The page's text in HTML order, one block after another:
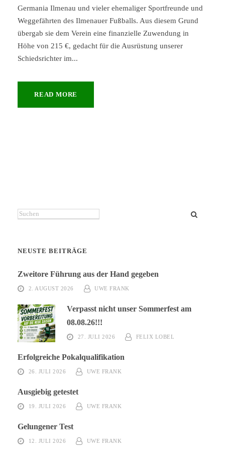
Germania Ilmenau und vieler ehemaliger Sportfreunde und
Weggefährten des Ilmenauer Fußballs. Aus diesem Grund
übergab sie dem Verein eine finanzielle Zuwendung in
Höhe von 215 €, gedacht für die Ausrüstung unserer
Schiedsrichter im...
READ MORE
Suchen
NEUSTE BEITRÄGE
Zweitore Führung aus der Hand gegeben
2. AUGUST 2026 UWE FRANK
Verpasst nicht unser Sommerfest am
08.08.26!!!
27. JULI 2026 FELIX LOBEL
Erfolgreiche Pokalqualifikation
26. JULI 2026 UWE FRANK
Ausgiebig getestet
19. JULI 2026 UWE FRANK
Gelungener Test
12. JULI 2026 UWE FRANK